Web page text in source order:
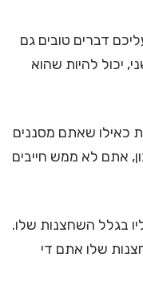
דברים טובים גם
יכול להיות שהוא
כאילו שאתם מסננים
אתם לא ממש חייבים
בגלל השחצנות שלו.
שלו אתם די